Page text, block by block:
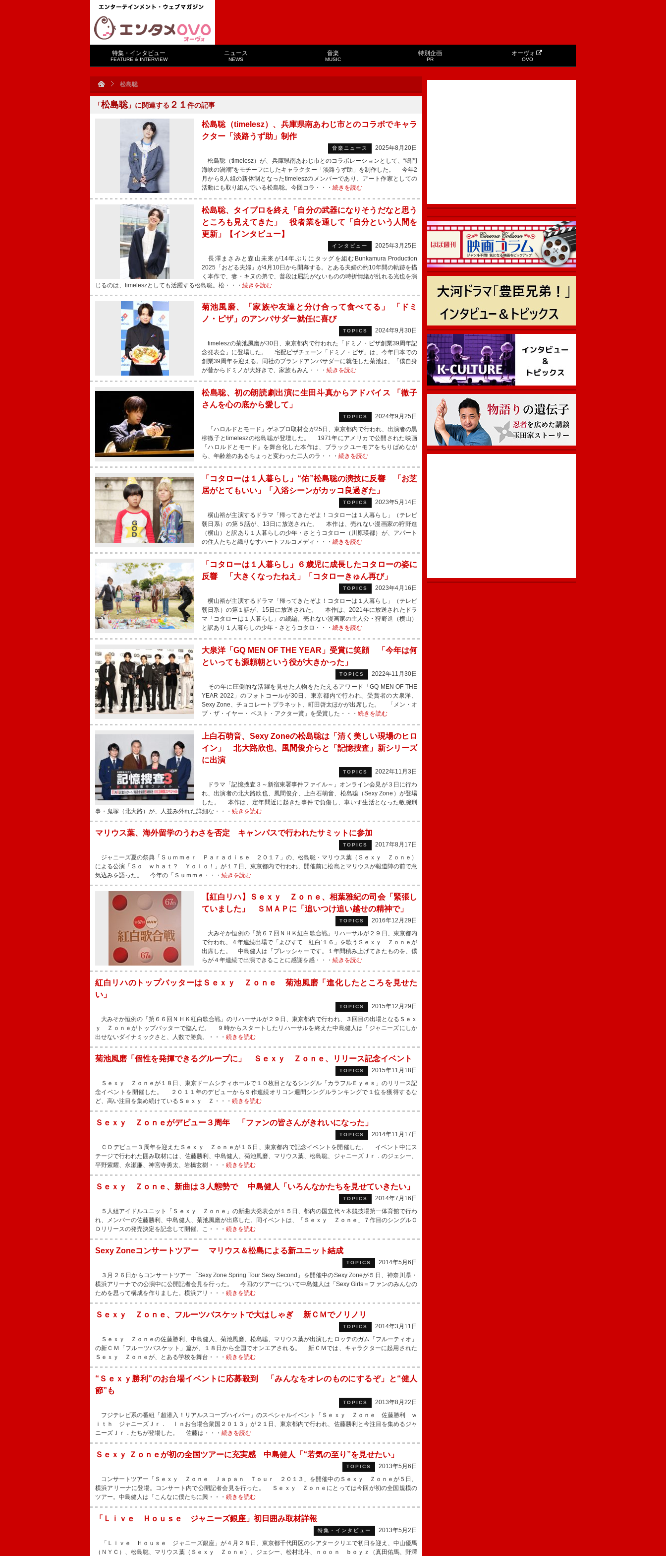
特集・インタビュー
FEATURE & INTERVIEW
ニュース
NEWS
音楽
MUSIC
特別企画
PR
オーヴォ
OVO
松島聡
「松島聡」に関連する ２１ 件の記事
松島聡（timelesz）、兵庫県南あわじ市とのコラボでキャラ
クター「淡路うず助」制作
音楽ニュース
2025年8月20日
松島聡（timelesz）が、兵庫県南あわじ市とのコラボレーションとして、“鳴門
海峡の渦潮”をモチーフにしたキャラクター「淡路うず助」を制作した。 今年2
月から8人組の新体制となったtimeleszのメンバーであり、アート作家としての
活動にも取り組んでいる松島聡。今回コラ・・・ 続きを読む
松島聡、タイプロを終え「自分の武器になりそうだなと思う
ところも見えてきた」 役者業を通して「自分という人間を
更新」【インタビュー】
インタビュー
2025年3月25日
長澤まさみと森山未來が14年ぶりにタッグを組むBunkamura Production
2025「おどる夫婦」が4月10日から開幕する。とある夫婦の約10年間の軌跡を描
く本作で、妻・キヌの弟で、普段は屈託がないものの時折情緒が乱れる光也を演
じるのは、timeleszとしても活躍する松島聡。松・・・ 続きを読む
菊池風磨、「家族や友達と分け合って食べてる」 「ドミ
ノ・ピザ」のアンバサダー就任に喜び
TOPICS
2024年9月30日
timeleszの菊池風磨が30日、東京都内で行われた「ドミノ・ピザ創業39周年記
念発表会」に登場した。 宅配ピザチェーン「ドミノ・ピザ」は、今年日本での
創業39周年を迎える。同社のブランドアンバサダーに就任した菊池は、「僕自身
が昔からドミノが大好きで、家族もみん・・・ 続きを読む
松島聡、初の朗読劇出演に生田斗真からアドバイス 「徹子
さんを心の底から愛して」
TOPICS
2024年9月25日
「ハロルドとモード」ゲネプロ取材会が25日、東京都内で行われ、出演者の黒
柳徹子とtimeleszの松島聡が登壇した。 1971年にアメリカで公開された映画
『ハロルドとモード』を舞台化した本作は、ブラックユーモアをちりばめなが
ら、年齢差のあるちょっと変わった二人のラ・・・ 続きを読む
「コタローは１人暮らし」“佑”松島聡の演技に反響 「お芝
居がとてもいい」「入浴シーンがカッコ良過ぎた」
TOPICS
2023年5月14日
横山裕が主演するドラマ「帰ってきたぞよ！コタローは１人暮らし」（テレビ
朝日系）の第５話が、13日に放送された。 本作は、売れない漫画家の狩野進
（横山）と訳あり１人暮らしの少年・さとうコタロー（川原瑛都）が、アパート
の住人たちと織りなすハートフルコメディ・・・ 続きを読む
「コタローは１人暮らし」６歳児に成長したコタローの姿に
反響 「大きくなったねえ」「コタローきゅん再び」
TOPICS
2023年4月16日
横山裕が主演するドラマ「帰ってきたぞよ！コタローは１人暮らし」（テレビ
朝日系）の第１話が、15日に放送された。 本作は、2021年に放送されたドラ
マ「コタローは１人暮らし」の続編。売れない漫画家の主人公・狩野進（横山）
と訳あり１人暮らしの少年・さとうコタロ・・・ 続きを読む
大泉洋「GQ MEN OF THE YEAR」受賞に笑顔 「今年は何
といっても源頼朝という役が大きかった」
TOPICS
2022年11月30日
その年に圧倒的な活躍を見せた人物をたたえるアワード「GQ MEN OF THE
YEAR 2022」のフォトコールが30日、東京都内で行われ、受賞者の大泉洋、
Sexy Zone、チョコレートプラネット、町田啓太ほかが出席した。 「メン・オ
ブ・ザ・イヤー・ ベスト・アクター賞」を受賞した・・・ 続きを読む
上白石萌音、Sexy Zoneの松島聡は「清く美しい現場のヒロ
イン」 北大路欣也、風間俊介らと「記憶捜査」新シリーズ
に出演
TOPICS
2022年11月3日
ドラマ「記憶捜査３～新宿東署事件ファイル～」オンライン会見が３日に行わ
れ、出演者の北大路欣也、風間俊介、上白石萌音、松島聡（Sexy Zone）が登場
した。 本作は、定年間近に起きた事件で負傷し、車いす生活となった敏腕刑
事・鬼塚（北大路）が、人並み外れた詳細な・・・ 続きを読む
マリウス葉、海外留学のうわさを否定 キャンパスで行われたサミットに参加
TOPICS
2017年8月17日
ジャニーズ夏の祭典「Ｓｕｍｍｅｒ Ｐａｒａｄｉｓｅ ２０１７」の、松島聡・マリウス葉（Ｓｅｘｙ Ｚｏｎｅ）
による公演「Ｓｏ ｗｈａｔ？ Ｙｏｌｏ！」が１７日、東京都内で行われ、開催前に松島とマリウスが報道陣の前で意
気込みを語った。 今年の「Ｓｕｍｍｅ・・・ 続きを読む
【紅白リハ】Ｓｅｘｙ Ｚｏｎｅ、相葉雅紀の司会「緊張し
ていました」 ＳＭＡＰに「追いつけ追い越せの精神で」
TOPICS
2016年12月29日
大みそか恒例の「第６７回ＮＨＫ紅白歌合戦」リハーサルが２９日、東京都内
で行われ、４年連続出場で「よびすて 紅白’１６」を歌うＳｅｘｙ Ｚｏｎｅが
出席した。 中島健人は「プレッシャーです。１年間積み上げてきたものを、僕
らが４年連続で出演できることに感謝を感・・・ 続きを読む
紅白リハのトップバッターはＳｅｘｙ Ｚｏｎｅ 菊池風磨「進化したところを見せた
い」
TOPICS
2015年12月29日
大みそか恒例の「第６６回ＮＨＫ紅白歌合戦」のリハーサルが２９日、東京都内で行われ、３回目の出場となるＳｅｘ
ｙ Ｚｏｎｅがトップバッターで臨んだ。 ９時からスタートしたリハーサルを終えた中島健人は「ジャニーズにしか
出せないダイナミックさと、人数で勝負。・・・ 続きを読む
菊池風磨「個性を発揮できるグループに」 Ｓｅｘｙ Ｚｏｎｅ、リリース記念イベント
TOPICS
2015年11月18日
Ｓｅｘｙ Ｚｏｎｅが１８日、東京ドームシティホールで１０枚目となるシングル「カラフルＥｙｅｓ」のリリース記
念イベントを開催した。 ２０１１年のデビューから９作連続オリコン週間シングルランキングで１位を獲得するな
ど、高い注目を集め続けているＳｅｘｙ Ｚ・・・ 続きを読む
Ｓｅｘｙ Ｚｏｎｅがデビュー３周年 「ファンの皆さんがきれいになった」
TOPICS
2014年11月17日
ＣＤデビュー３周年を迎えたＳｅｘｙ Ｚｏｎｅが１６日、東京都内で記念イベントを開催した。 イベント中にス
テージで行われた囲み取材には、佐藤勝利、中島健人、菊池風磨、マリウス葉、松島聡、ジャニーズＪｒ．のジェシー、
平野紫耀、永瀬廉、神宮寺勇太、岩橋玄樹・・・ 続きを読む
Ｓｅｘｙ Ｚｏｎｅ、新曲は３人態勢で 中島健人「いろんなかたちを見せていきたい」
TOPICS
2014年7月16日
５人組アイドルユニット「Ｓｅｘｙ Ｚｏｎｅ」の新曲大発表会が１５日、都内の国立代々木競技場第一体育館で行わ
れ、メンバーの佐藤勝利、中島健人、菊池風磨が出席した。同イベントは、「Ｓｅｘｙ Ｚｏｎｅ」７作目のシングルＣ
Ｄリリースの発売決定を記念して開催。こ・・・ 続きを読む
Sexy Zoneコンサートツアー マリウス＆松島による新ユニット結成
TOPICS
2014年5月6日
３月２６日からコンサートツアー「Sexy Zone Spring Tour Sexy Second」を開催中のSexy Zoneが５日、神奈川県・
横浜アリーナでの公演中に公開記者会見を行った。 今回のツアーについて中島健人は「Sexy Girls＝ファンのみんなの
ためを思って構成を作りました。横浜アリ・・・ 続きを読む
Ｓｅｘｙ Ｚｏｎｅ、フルーツバスケットで大はしゃぎ 新ＣＭでノリノリ
TOPICS
2014年3月11日
Ｓｅｘｙ Ｚｏｎｅの佐藤勝利、中島健人、菊池風磨、松島聡、マリウス葉が出演したロッテのガム「フルーティオ」
の新ＣＭ「フルーツバスケット」篇が、１８日から全国でオンエアされる。 新ＣＭでは、キャラクターに起用された
Ｓｅｘｙ Ｚｏｎｅが、とある学校を舞台・・・ 続きを読む
“Ｓｅｘｙ勝利”のお台場イベントに応募殺到 「みんなをオレのものにするぞ」と“健人
節”も
TOPICS
2013年8月22日
フジテレビ系の番組「超潜入！リアルスコープハイパー」のスペシャルイベント「Ｓｅｘｙ Ｚｏｎｅ 佐藤勝利 ｗ
ｉｔｈ ジャニーズＪｒ． Ｉｎお台場合衆国２０１３」が２１日、東京都内で行われ、佐藤勝利と今注目を集めるジャ
ニーズＪｒ．たちが登場した。 佐藤は・・・ 続きを読む
Ｓｅｘｙ Ｚｏｎｅが初の全国ツアーに充実感 中島健人「“若気の至り”を見せたい」
TOPICS
2013年5月6日
コンサートツアー「Ｓｅｘｙ Ｚｏｎｅ Ｊａｐａｎ Ｔｏｕｒ ２０１３」を開催中のＳｅｘｙ Ｚｏｎｅが５日、
横浜アリーナに登場。コンサート内で公開記者会見を行った。 Ｓｅｘｙ Ｚｏｎｅにとっては今回が初の全国規模の
ツアー。中島健人は「こんなに僕たちに興・・・ 続きを読む
「Ｌｉｖｅ Ｈｏｕｓｅ ジャニーズ銀座」初日囲み取材詳報
特集・インタビュー
2013年5月2日
「Ｌｉｖｅ Ｈｏｕｓｅ ジャニーズ銀座」が４月２８日、東京都千代田区のシアタークリエで初日を迎え、中山優馬
（ＮＹＣ）、松島聡、マリウス葉（Ｓｅｘｙ Ｚｏｎｅ）、ジェシー、松村北斗、ｎｏｏｎ ｂｏｙｚ（真田佑馬、野澤